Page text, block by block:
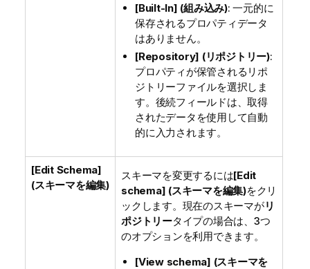
[Built-In] (組み込み): 一元的に
保存されるプロパティデータ
はありません。
[Repository] (リポジトリー):
プロパティが保管されるリポ
ジトリーファイルを選択しま
す。後続フィールドは、取得
されたデータを使用して自動
的に入力されます。
[Edit Schema]
(スキーマを編集)
スキーマを変更するには[Edit
schema] (スキーマを編集)をクリ
ックします。現在のスキーマがリ
ポジトリータイプの場合は、3つ
のオプションを利用できます。
[View schema] (スキーマを